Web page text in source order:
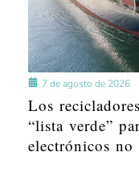
7 de agosto de 2026
Los
“lista verde”
electrónicos no